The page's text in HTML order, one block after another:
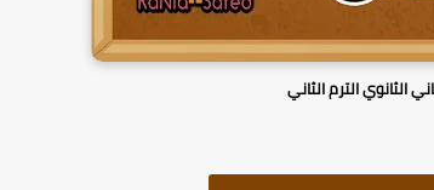
الثانوي الترم الثاني